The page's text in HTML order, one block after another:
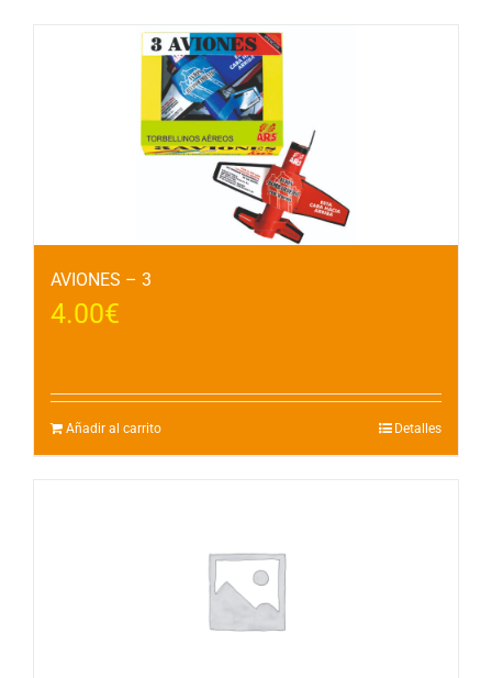
AVIONES – 3
4.00€
Añadir al carrito Detalles